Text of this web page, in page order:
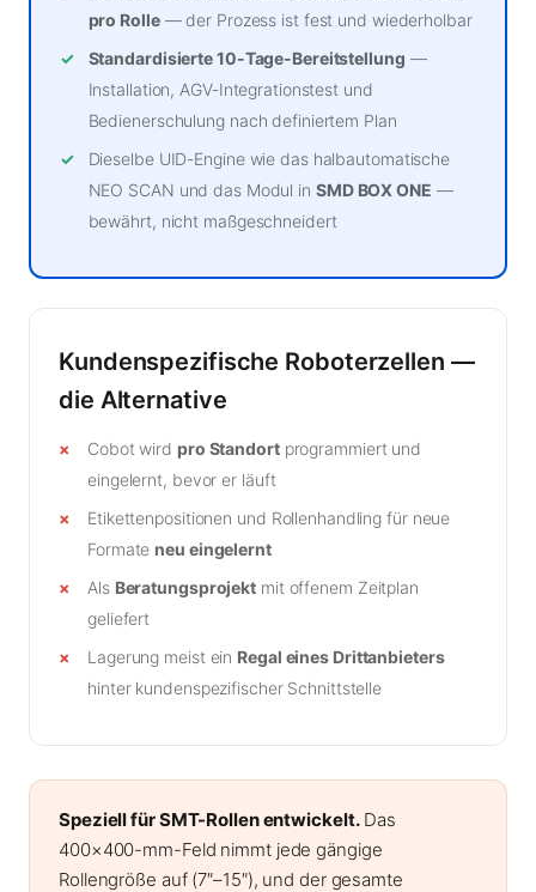
pro Rolle— der Prozess ist fest und wiederholbar
Standardisierte 10-Tage-Bereitstellung —
Installation, AGV-Integrationstest und
Bedienerschulung nach definiertem Plan
Dieselbe UID-Engine wie das halbautomatische
NEO SCAN und das Modul in SMD BOX ONE —
bewährt, nicht maßgeschneidert
Kundenspezifische Roboterzellen —
die Alternative
Cobot wird pro Standortprogrammiert und
eingelernt, bevor er läuft
Etikettenpositionen und Rollenhandling für neue
Formate neu eingelernt
Als Beratungsprojekt mit offenem Zeitplan
geliefert
Lagerung meist ein Regal eines Drittanbieters
hinter kundenspezifischer Schnittstelle
Speziell für SMT-Rollen entwickelt.Das
400×400-mm-Feld nimmt jede gängige
Rollengröße auf (7″–15″), und der gesamte